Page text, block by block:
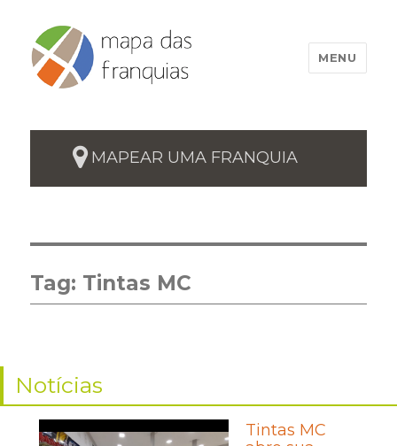
MENU
MAPEAR UMA FRANQUIA
Tag: Tintas MC
Notícias
Tintas MC